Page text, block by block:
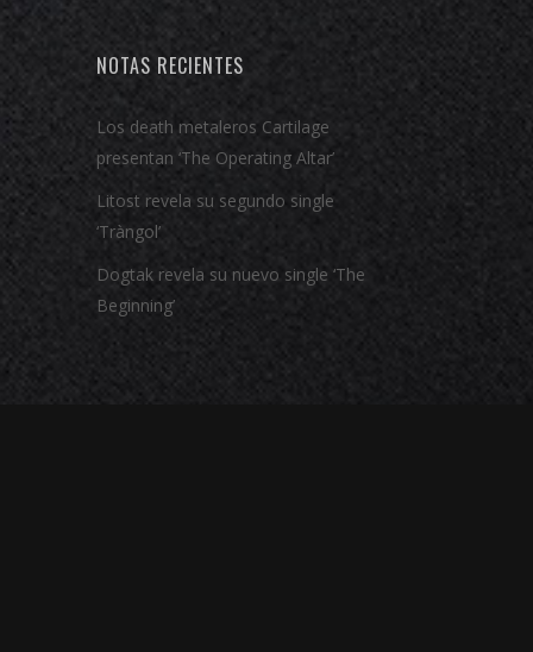
NOTAS RECIENTES
Los death metaleros Cartilage
presentan ‘The Operating Altar’
Litost revela su segundo single
‘Tràngol’
Dogtak revela su nuevo single ‘The
Beginning’